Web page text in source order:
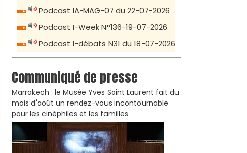
Podcast IA-MAG-07 du 22-07-2026
Podcast I-Week N°136-19-07-2026
Podcast I-débats N31 du 18-07-2026
Communiqué de presse
Marrakech : le Musée Yves Saint Laurent fait du
mois d'août un rendez-vous incontournable
pour les cinéphiles et les familles